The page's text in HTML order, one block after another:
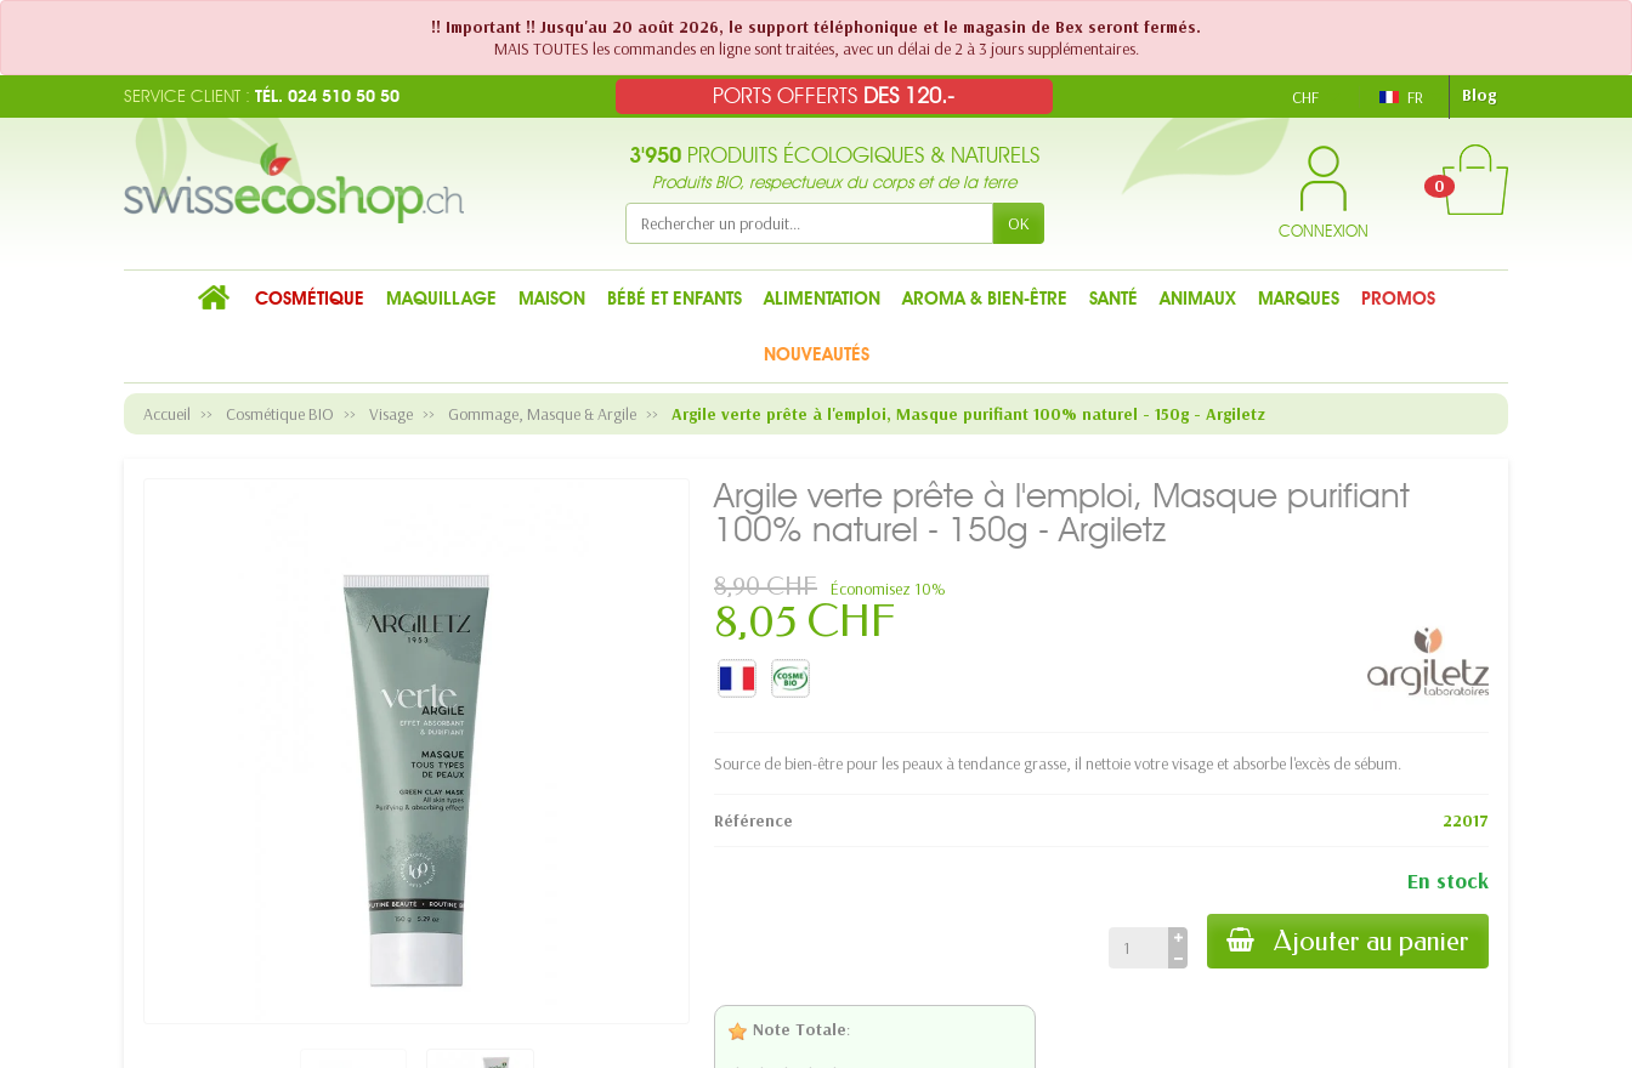
!! Important !! Jusqu'au 20 août 2026, le support téléphonique et le magasin de Bex seront fermés.
MAIS TOUTES les commandes en ligne sont traitées, avec un délai de 2 à 3 jours supplémentaires.
PORTS OFFERTS DES 120.-
SERVICE CLIENT : TÉL. 024 510 50 50 CHF FR Blog
3'950 PRODUITS ÉCOLOGIQUES & NATURELS
Produits BIO, respectueux du corps et de la terre
OK CONNEXION
0
COSMÉTIQUE MAQUILLAGE MAISON BÉBÉ ET ENFANTS ALIMENTATION AROMA & BIEN-ÊTRE SANTÉ ANIMAUX MARQUES PROMOS
NOUVEAUTÉS
Accueil Cosmétique BIO Visage Gommage, Masque & Argile Argile verte prête à l'emploi, Masque purifiant 100% naturel - 150g - Argiletz
Argile verte prête à l'emploi, Masque purifiant
100% naturel - 150g - Argiletz
8,90 CHF Économisez 10%
8,05 CHF
Source de bien-être pour les peaux à tendance grasse, il nettoie votre visage et absorbe l'excès de sébum.
Référence 22017
En stock
Ajouter au panier
Note Totale: